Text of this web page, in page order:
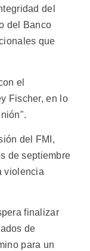
del
del Banco
que
el
Fischer, en lo
del FMI,
de septiembre
violencia
finalizar
de
para un